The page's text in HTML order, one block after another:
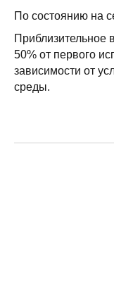
По состоянию на
Приблизительное
50% от первого
зависимости от
среды.